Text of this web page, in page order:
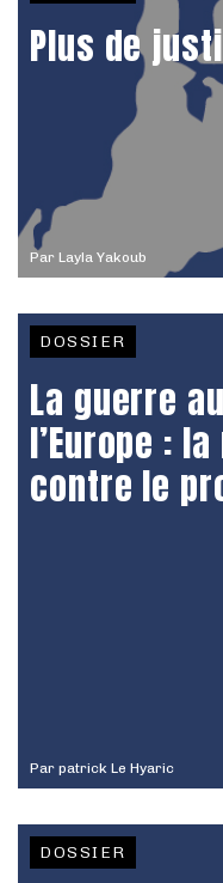
Par Layla Yakoub
Plus de
Par patrick Le Hyaric
DOSSIER
La guerre
l’Europe :
contre le
DOSSIER